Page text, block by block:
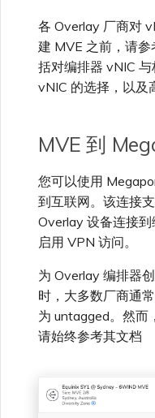
从 MCR 创建到 Azure 的
VXC
VXC
从 MVE 创建到 Google 的
VXC
更改 IX 配置
关闭 VXC 和 IX
Megaport Portal 认证常见
单点登录（SSO）功能与使
用说明
单点登录（SSO）常见问题
故障排查后续步骤
提供调试信息以加快支持响
各 Overlay 厂商对
建 MVE 之前，请
括对编排器 vNIC
vNIC 的选择，以及
MVE 到
您可以使用
到互联网。该连接
Overlay 设备连接
启用 VPN 访问。
为 Overlay 编排器
时，大多数厂商通
为 untagged。然而
请始终参考其文档